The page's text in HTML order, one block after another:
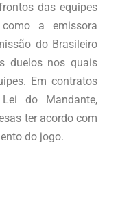
das equipes
a emissora
do Brasileiro
duelos nos quais
Em contratos
do Mandante,
ter acordo com
do jogo.